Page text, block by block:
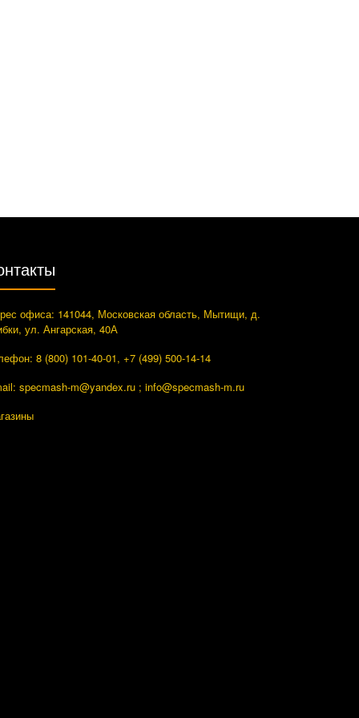
офиса: 141044, Московская область, Мытищи, д.
ул. Ангарская, 40А
8 (800) 101-40-01, +7 (499) 500-14-14
specmash-m@yandex.ru ; info@specmash-m.ru